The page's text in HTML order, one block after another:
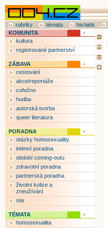
rubriky témata hiv/aids
KOMUNITA
kultura
registrované partnerství
ZÁBAVA
cestování
akce/reportáže
cofočno
hudba
autorská tvorba
queer literatura
PORADNA
otázky homosexuality
intimní poradna
období coming-outu
zdravotní poradna
partnerská poradna
životní kolize a
zneužívání
mix
TÉMATA
homosexualita